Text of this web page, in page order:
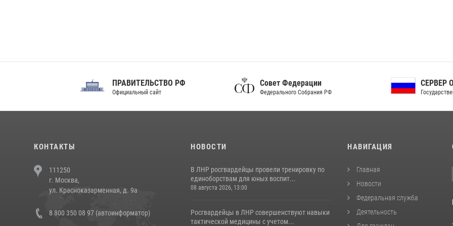
ПРАВИТЕЛЬСТВО РФ
Официальный сайт
Совет Федерации
Федерального Собрания РФ
СЕРВЕР ОРГАНОВ
Государственной власти РФ
КОНТАКТЫ
111250
г. Москва,
ул. Красноказарменная, д. 9а
8 800 350 08 97 (автоинформатор)
НОВОСТИ
В ЛНР росгвардейцы провели тренировку по
единоборствам для юных воспит...
08 августа 2026, 13:00
Росгвардейцы в ЛНР совершенствуют навыки
тактической медицины с учетом...
НАВИГАЦИЯ
Главная
Новости
Федеральная служба
Деятельность